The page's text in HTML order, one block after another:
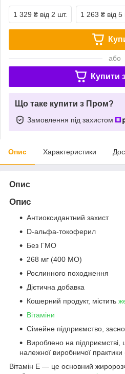
1 329 ₴ від 2 шт. 1 263 ₴ від 5
або
Купити
Що таке купити з Пром?
Замовлення під захистом
Опис Характеристики
Опис
Опис
Антиоксидантний захист
D-альфа-токоферил
Без ГМО
268 мг (400 МО)
Рослинного походження
Дієтична добавка
Кошерний продукт, містить
Вітаміни
Сімейне підприємство,
Вироблено на
належної виробничої практики
Вітамін E — це основний